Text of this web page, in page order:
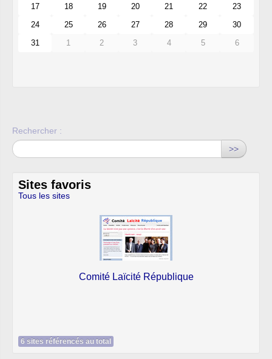
17
18 19 20 21 22
23
24
25 26 27 28 29
30
31
1 2 3 4 5 6
Rechercher :
>>
Sites favoris
Tous les sites
Laïcité République
6 sites référencés au total